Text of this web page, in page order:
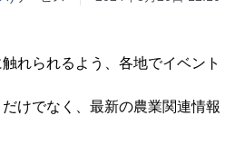
れられるよう、各地でイベント
けでなく、最新の農業関連情報